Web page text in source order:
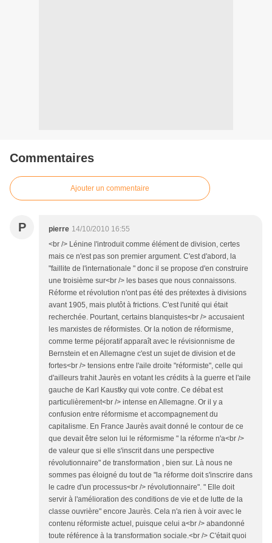
Commentaires
Ajouter un commentaire
P pierre 14/10/2010 16:55
<br /> Lénine l'introduit comme élément de division, certes
mais ce n'est pas son premier argument. C'est d'abord, la
"faillite de l'internationale " donc il se propose d'en construire
une troisième sur<br /> les bases que nous connaissons.
Réforme et révolution n'ont pas été des prétextes à divisions
avant 1905, mais plutôt à frictions. C'est l'unité qui était
recherchée. Pourtant, certains blanquistes<br /> accusaient
les marxistes de réformistes. Or la notion de réformisme,
comme terme péjoratif apparaît avec le révisionnisme de
Bernstein et en Allemagne c'est un sujet de division et de
fortes<br /> tensions entre l'aile droite "réformiste", celle qui
d'ailleurs trahit Jaurès en votant les crédits à la guerre et l'aile
gauche de Karl Kaustky qui vote contre. Ce débat est
particulièrement<br /> intense en Allemagne. Or il y a
confusion entre réformisme et accompagnement du
capitalisme. En France Jaurès avait donné le contour de ce
que devait être selon lui le réformisme " la réforme n'a<br />
de valeur que si elle s'inscrit dans une perspective
révolutionnaire" de transformation , bien sur. Là nous ne
sommes pas éloigné du tout de "la réforme doit s'inscrire dans
le cadre d'un processus<br /> révolutionnaire". " Elle doit
servir à l'amélioration des conditions de vie et de lutte de la
classe ouvrière" encore Jaurès. Cela n'a rien à voir avec le
contenu réformiste actuel, puisque celui a<br /> abandonné
toute référence à la transformation sociale.<br /> C'était quoi